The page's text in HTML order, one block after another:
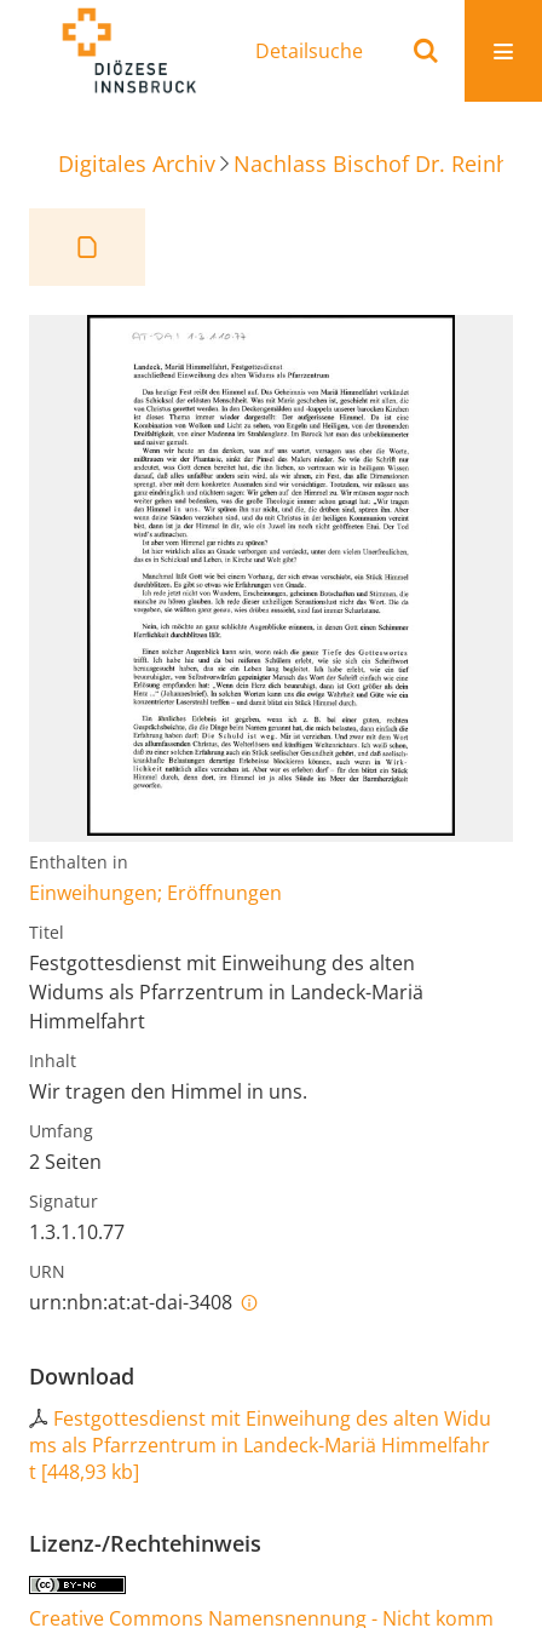
Detailsuche
Digitales Archiv Nachlass Bischof Dr.
Enthalten in
Einweihungen; Eröffnungen
Titel
Festgottesdienst mit Einweihung des alten
Widums als Pfarrzentrum in Landeck-Mariä
Himmelfahrt
Inhalt
Wir tragen den Himmel in uns.
Umfang
2 Seiten
Signatur
1.3.1.10.77
URN
urn:nbn:at:at-dai-3408
Download
Festgottesdienst mit Einweihung des alten Widu
ms als Pfarrzentrum in Landeck-Mariä Himmelfahr
t [448,93 kb]
Lizenz-/Rechtehinweis
Creative Commons Namensnennung - Nicht komm